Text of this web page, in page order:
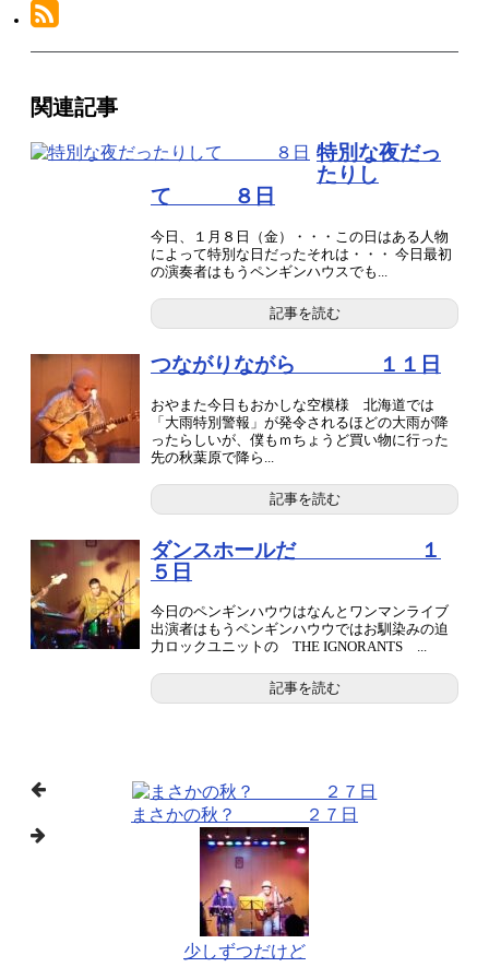
関連記事
特別な夜だっ
たりし
て ８日
今日、１月８日（金）・・・この日はある人物
によって特別な日だったそれは・・・ 今日最初
の演奏者はもうペンギンハウスでも...
記事を読む
つながりながら １１日
おやまた今日もおかしな空模様 北海道では
「大雨特別警報」が発令されるほどの大雨が降
ったらしいが、僕もｍちょうど買い物に行った
先の秋葉原で降ら...
記事を読む
ダンスホールだ １
５日
今日のペンギンハウウはなんとワンマンライブ
出演者はもうペンギンハウウではお馴染みの迫
力ロックユニットの THE IGNORANTS ...
記事を読む
まさかの秋？ ２７日
少しずつだけど